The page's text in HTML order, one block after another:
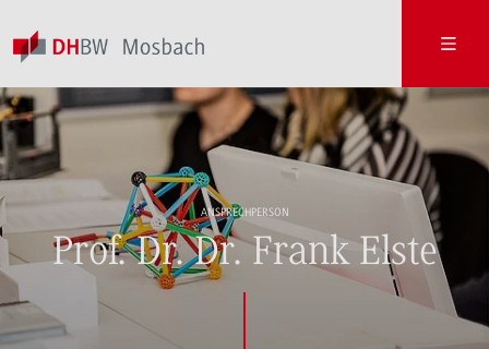
ANSPRECHPERSON
Prof. Dr. Dr. Frank Elste